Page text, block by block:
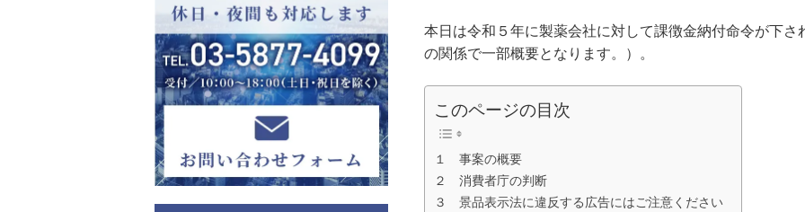
本日は令和５年に製薬会社に対して課徴金納付命令が下
の関係で一部概要となります。）。
このページの目次
１ 事案の概要
２ 消費者庁の判断
３ 景品表示法に違反する広告にはご注意ください